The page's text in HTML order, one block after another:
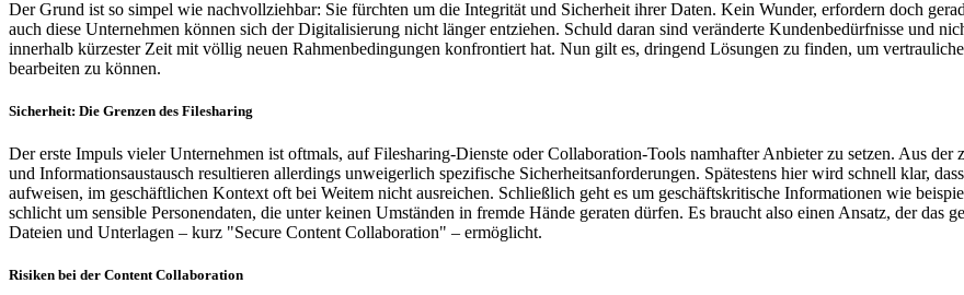
Der Grund ist so simpel wie nachvollziehbar: Sie fürchten um die Integrität und Sicherheit ihrer Daten. Kein Wunder, erfordern doch
auch diese Unternehmen können sich der Digitalisierung nicht länger entziehen. Schuld daran sind veränderte Kundenbedürfnisse und
innerhalb kürzester Zeit mit völlig neuen Rahmenbedingungen konfrontiert hat. Nun gilt es, dringend Lösungen zu finden, um
bearbeiten zu können.
Sicherheit: Die Grenzen des Filesharing
Der erste Impuls vieler Unternehmen ist oftmals, auf Filesharing-Dienste oder Collaboration-Tools namhafter Anbieter zu setzen. Aus
und Informationsaustausch resultieren allerdings unweigerlich spezifische Sicherheitsanforderungen. Spätestens hier wird schnell klar,
aufweisen, im geschäftlichen Kontext oft bei Weitem nicht ausreichen. Schließlich geht es um geschäftskritische Informationen wie
schlicht um sensible Personendaten, die unter keinen Umständen in fremde Hände geraten dürfen. Es braucht also einen Ansatz, der das
Dateien und Unterlagen – kurz "Secure Content Collaboration" – ermöglicht.
Risiken bei der Content Collaboration